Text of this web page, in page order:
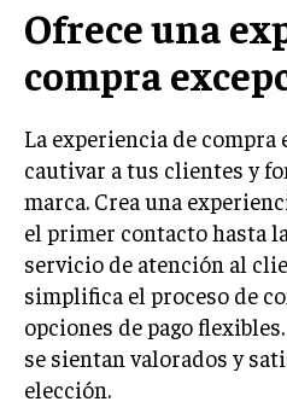
ESTRATEGIA
EMPRESAS
GESTIÓN DEL RIESGO
NEGOCIACIÓN Y
DERECHO
ÉXITO EMPRESARIAL Y
GOBIERNO
NEGOCIOS
ESTRATEGIAS DE
MARKETING B2B
Ofrece una
compra
La experiencia de
cautivar a tus clientes y
marca. Crea una
el primer contacto hasta
servicio de atención al
simplifica el proceso de
opciones de pago
se sientan valorados y
elección.